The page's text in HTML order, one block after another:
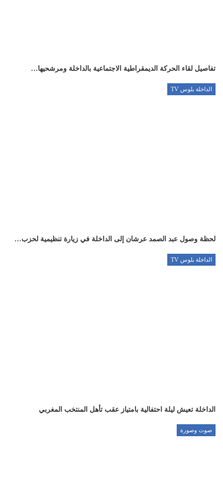
تفاصيل لقاء الحركة الديمقراطية الاجتماعية بالداخلة ومرشحيها…
الداخلة بلوس TV
لحظة وصول عبد الصمد عرشان إلى الداخلة في زيارة تنظيمية لحزب…
الداخلة بلوس TV
الداخلة تعيش ليلة احتفالية بامتياز عقب تأهل المنتخب المغربي
صوت وصورة